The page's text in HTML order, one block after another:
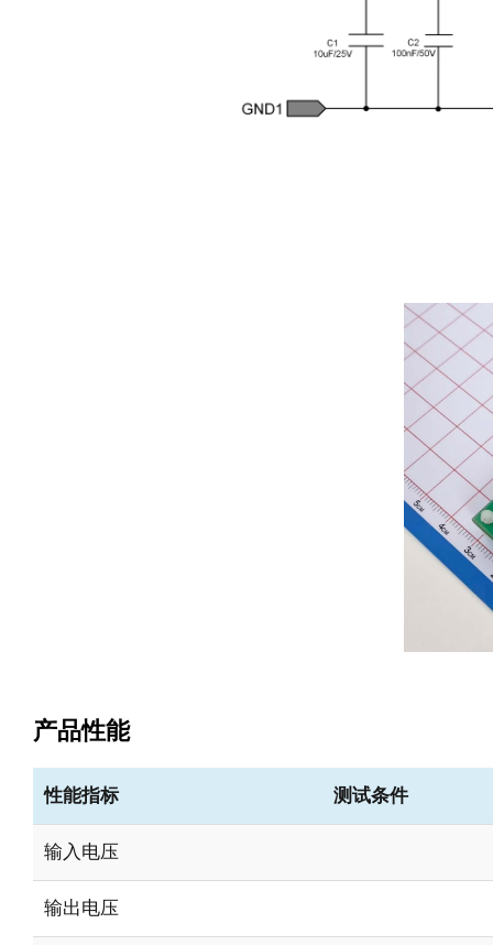
产品性能
性能指标 测试条件
输入电压
输出电压